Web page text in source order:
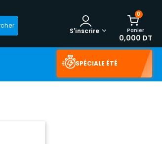
0
Panier
0,000 DT
S'inscrire
SPÉCIALE ÉTÉ